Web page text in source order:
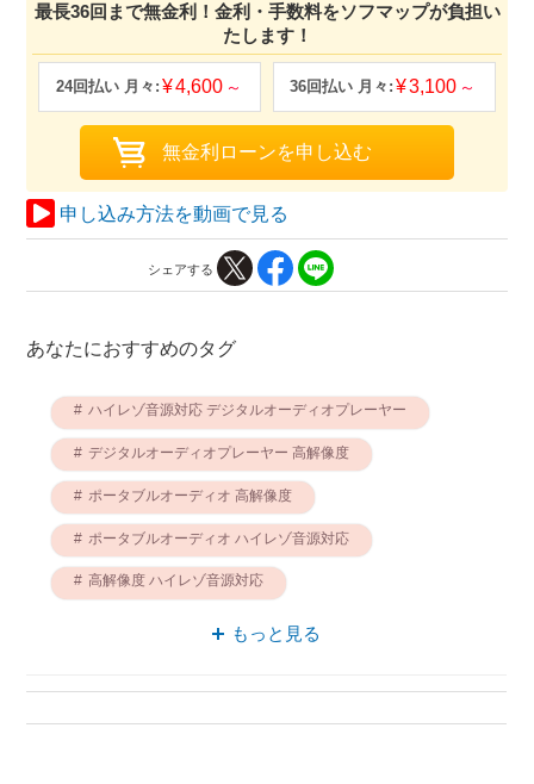
最長36回まで無金利！金利・手数料をソフマップが負担い
たします！
4,600 3,100
申し込み方法を動画で見る
シェアする
あなたにおすすめのタグ
ハイレゾ音源対応 デジタルオーディオプレーヤー
デジタルオーディオプレーヤー 高解像度
ポータブルオーディオ 高解像度
ポータブルオーディオ ハイレゾ音源対応
高解像度 ハイレゾ音源対応
デジタルオーディオプレーヤー 外付けメモリ
もっと見る